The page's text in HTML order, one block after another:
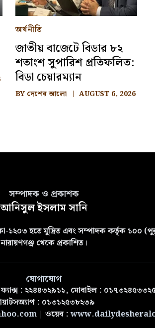
অর্থনীতি
জাতীয় বাজেটে বিডার ৮২
শতাংশ সুপারিশ প্রতিফলিত:
বিডা চেয়ারম্যান
BY দেশের আলো AUGUST 6, 2026
সম্পাদক ও প্রকাশক
আনিসুল ইসলাম সানি
১২০৩ হতে মুদ্রিত এবং সম্পাদক কর্তৃক ১০০
নারায়ণগঞ্জ থেকে প্রকাশিত।
যোগাযোগ
: ২২৪৪৩২৯১১, মোবাইল :
: ০১৩১২৫৩৮২৩৯
| ওয়েব :